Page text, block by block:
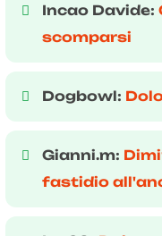
Incao Davide:
scomparsi
Dogbowl:
Gianni.m:
fastidio